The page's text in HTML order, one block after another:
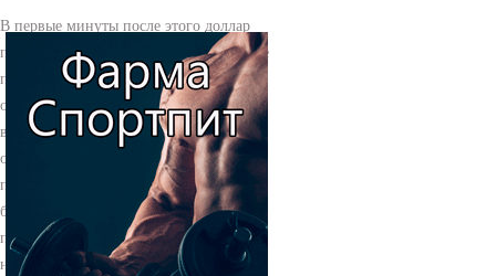
В первые минуты после этого доллар
прибавил почти 1 руб. Да, Ваше первое
предположение о суммировании
остатков по активным счетам раздела А
верное (хотя, если просуммировать
остатки по пассивным счетам,
получится та же величина - валюта
баланса). Движения в ней настолько
просты, что их может повторить даже
новичок.